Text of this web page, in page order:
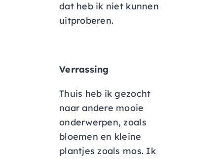
dat heb ik niet kunnen
uitproberen.
Verrassing
Thuis heb ik gezocht
naar andere mooie
onderwerpen, zoals
bloemen en kleine
plantjes zoals mos. Ik